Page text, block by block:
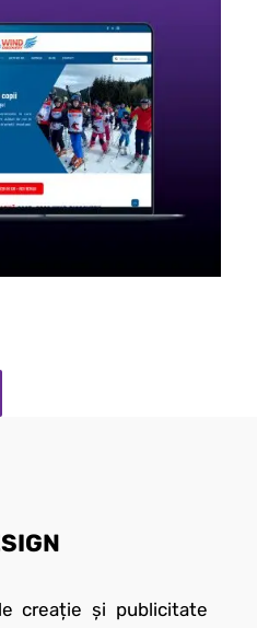
creație și publicitate